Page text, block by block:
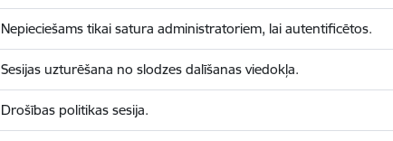
Nepieciešams tikai satura administratoriem, lai autentificētos.
Sesijas uzturēšana no slodzes dalīšanas viedokļa.
Drošības politikas sesija.